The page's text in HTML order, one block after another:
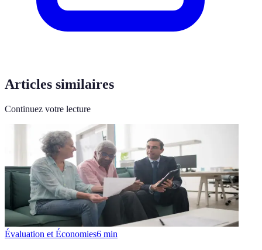
Articles similaires
Continuez votre lecture
Évaluation et Économies6 min